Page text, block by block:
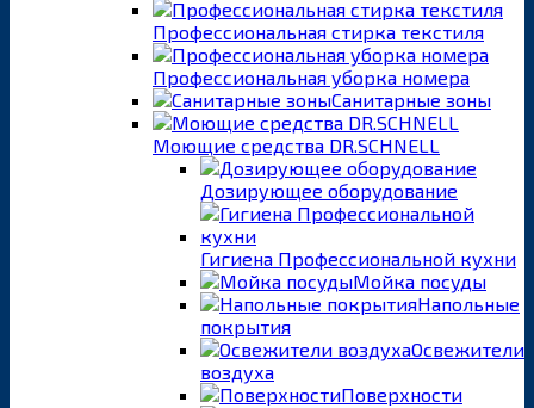
Профессиональная стирка текстиля
Профессиональная уборка номера
Санитарные зоны
Моющие средства DR.SCHNELL
Дозирующее оборудование
Гигиена Профессиональной кухни
Мойка посуды
Напольные
покрытия
Освежители
воздуха
Поверхности